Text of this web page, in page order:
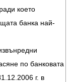
което
банка най-
по банковата
г. в